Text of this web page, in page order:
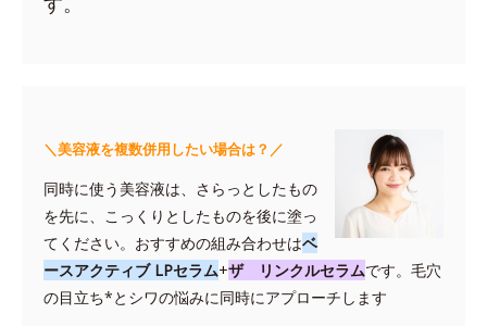
＼美容液を複数併用したい場合は？／
同時に使う美容液は、さらっとしたもの
を先に、こっくりとしたものを後に塗っ
てください。おすすめの組み合わせはベ
ースアクティブ LPセラム+ザ リンクルセラムです。毛穴
の目立ち*とシワの悩みに同時にアプローチします